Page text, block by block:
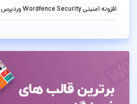
افزونه امنیتی Wordfence Security وردپرس نسخه 8.1.4